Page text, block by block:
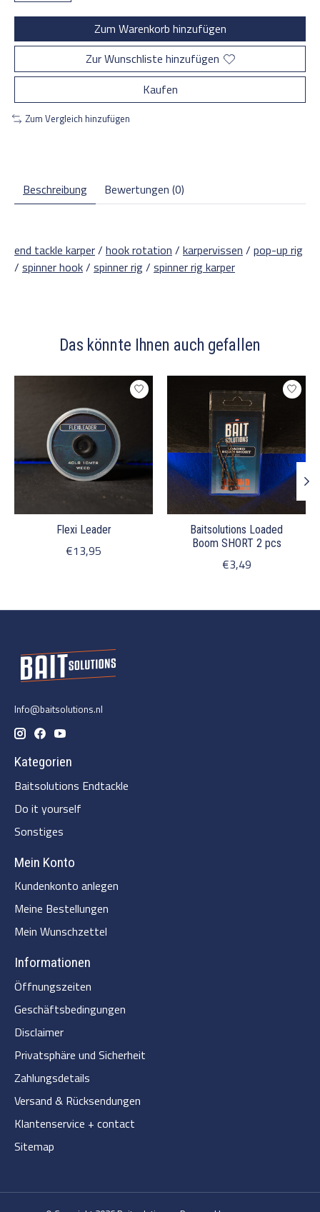
Zum Warenkorb hinzufügen
Zur Wunschliste hinzufügen
Kaufen
Zum Vergleich hinzufügen
Beschreibung Bewertungen (0)
end tackle karper/ hook rotation / karpervissen / pop-up rig
/ spinner hook/ spinner rig/ spinner rig karper
Das könnte Ihnen auch gefallen
Produkt-Karussell-Artikel
Flexi Leader
€13,95
Baitsolutions Loaded
Boom SHORT 2 pcs
€3,49
Info@baitsolutions.nl
Kategorien
Baitsolutions Endtackle
Do it yourself
Sonstiges
Mein Konto
Kundenkonto anlegen
Meine Bestellungen
Mein Wunschzettel
Informationen
Öffnungszeiten
Geschäftsbedingungen
Disclaimer
Privatsphäre und Sicherheit
Zahlungsdetails
Versand & Rücksendungen
Klantenservice + contact
Sitemap